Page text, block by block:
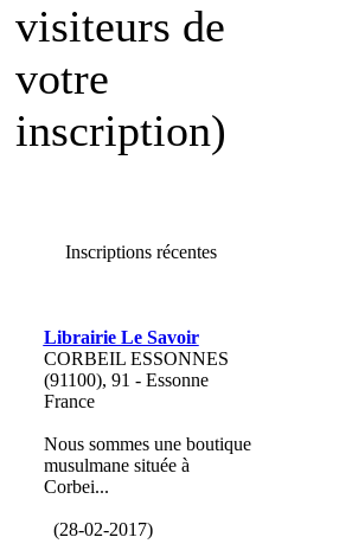
visiteurs de
votre
inscription)
Inscriptions récentes
Librairie Le Savoir
CORBEIL ESSONNES
(91100), 91 - Essonne
France
Nous sommes une boutique
musulmane située à
Corbei...
(28-02-2017)